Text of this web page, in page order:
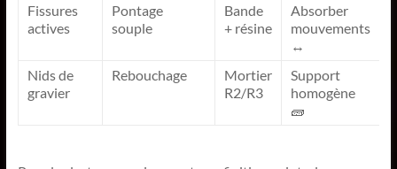
Fissures
actives
Pontage
souple
Bande
+ résine
Absorber
mouvements
↔️
Nids de
gravier
Rebouchage
Mortier
R2/R3
Support
homogène
🧱